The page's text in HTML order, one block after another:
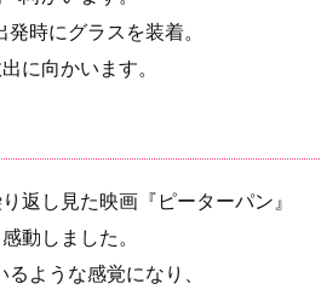
時にグラスを装着。
に向かいます。
返し見た映画『ピーターパン』
動しました。
ような感覚になり、